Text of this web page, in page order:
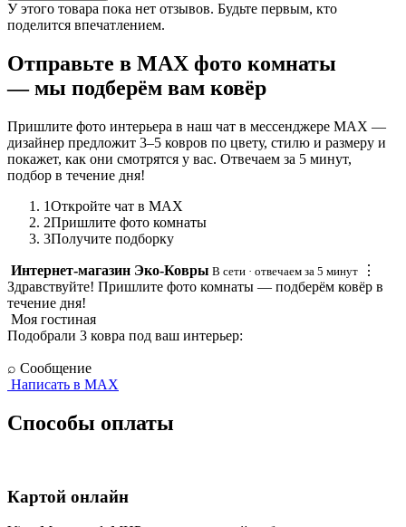
У этого товара пока нет отзывов. Будьте первым, кто
поделится впечатлением.
Отправьте в MAX фото комнаты
— мы подберём вам ковёр
Пришлите фото интерьера в наш чат в мессенджере MAX —
дизайнер предложит 3–5 ковров по цвету, стилю и размеру и
покажет, как они смотрятся у вас. Отвечаем за 5 минут,
подбор в течение дня!
1Откройте чат в MAX
2Пришлите фото комнаты
3Получите подборку
Интернет-магазин Эко-Ковры В сети · отвечаем за 5 минут
⋮
Здравствуйте! Пришлите фото комнаты — подберём ковёр в
течение дня!
Моя гостиная
Подобрали 3 ковра под ваш интерьер:
⌕ Сообщение
Написать в MAX
Способы оплаты
Картой онлайн